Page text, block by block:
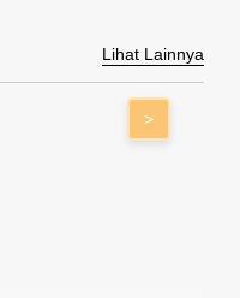
Lihat Lainnya
>